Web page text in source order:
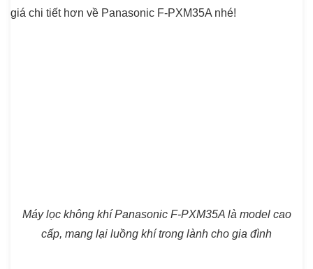
giá chi tiết hơn về Panasonic F-PXM35A nhé!
Máy lọc không khí Panasonic F-PXM35A là model cao
cấp, mang lại luồng khí trong lành cho gia đình